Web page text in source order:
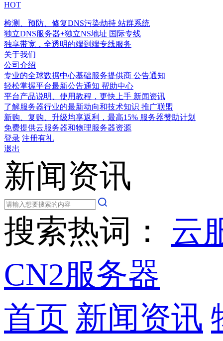
HOT
检测、预防、修复DNS污染劫持 站群系统
独立DNS服务器+独立NS地址 国际专线
独享带宽，全透明的端到端专线服务
关于我们
公司介绍
专业的全球数据中心基础服务提供商 公告通知
轻松掌握平台最新公告通知 帮助中心
平台产品说明、使用教程，更快上手 新闻资讯
了解服务器行业的最新动向和技术知识 推广联盟
新购、复购、升级均享返利，最高15% 服务器赞助计划
免费提供云服务器和物理服务器资源
登录 注册有礼
退出
新闻资讯
搜索热词： 云
CN2服务器
首页 新闻资讯